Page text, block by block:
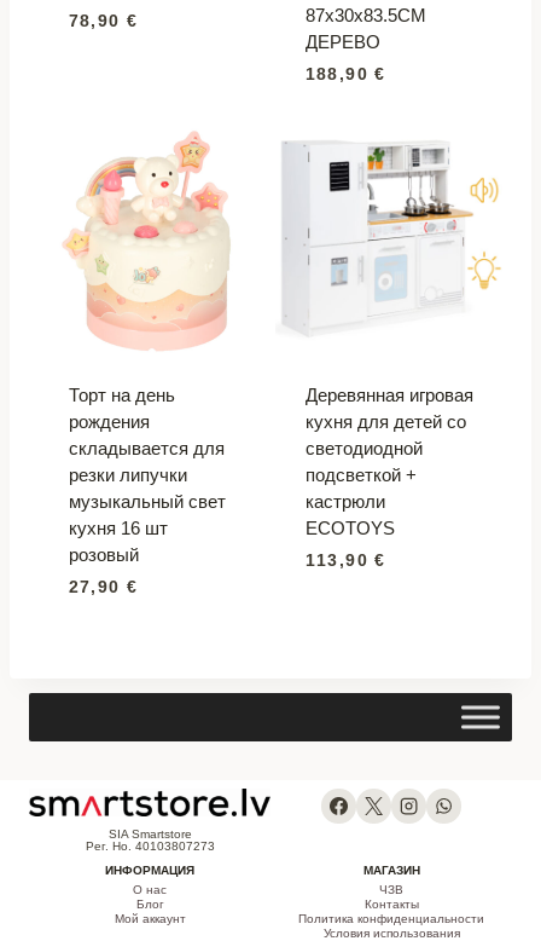
78,90 €
87x30x83.5CM
ДЕРЕВО
188,90€
Торт на день
рождения
складывается для
резки липучки
музыкальный свет
кухня 16 шт
розовый
27,90 €
Деревянная игровая
кухня для детей со
светодиодной
подсветкой +
кастрюли
ECOTOYS
113,90€
SIA Smartstore
Рег. Но. 40103807273
ИНФОРМАЦИЯ
О нас
Блог
Мой аккаунт
МАГАЗИН
ЧЗВ
Контакты
Политика конфиденциальности
Условия использования